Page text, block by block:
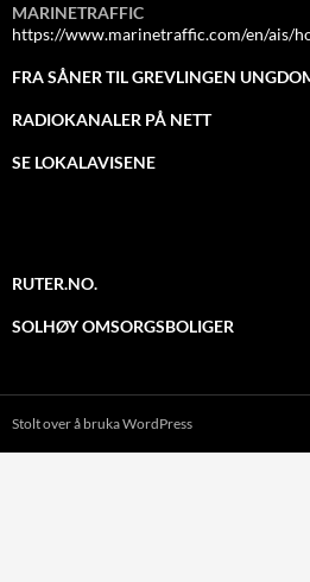
MARINETRAFFIC
https://www.marinetraffic.com/en/ais/
FRA SÅNER TIL GREVLINGEN
RADIOKANALER PÅ NETT
SE LOKALAVISENE
RUTER.NO.
SOLHØY OMSORGSBOLIGER
Stolt over å bruka WordPress